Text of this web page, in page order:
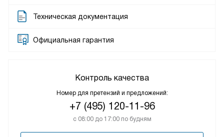
Техническая документация
Официальная гарантия
Контроль качества
Номер для претензий и предложений:
+7 (495) 120-11-96
с 08:00 до 17:00 по будням